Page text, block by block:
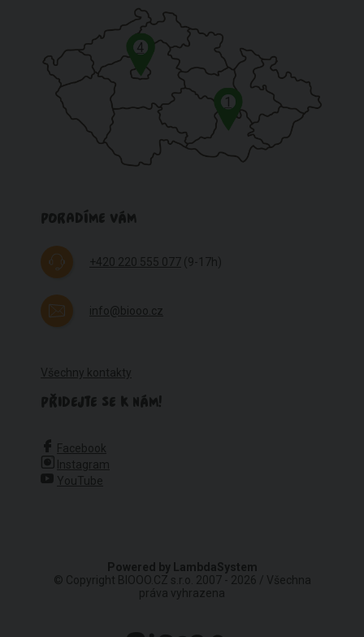
1
4
PORADÍME VÁM
+420 220 555 077 (9-17h)
info@biooo.cz
Všechny kontakty
PŘIDEJTE SE K NÁM!
Facebook
Instagram
YouTube
Powered by
LambdaSystem
© Copyright BIOOO.CZ s.r.o. 2007 - 2026 / Všechna
práva vyhrazena